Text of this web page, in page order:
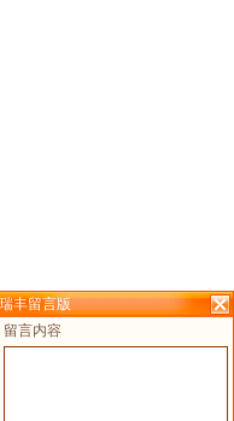
瑞丰留言版
留言内容